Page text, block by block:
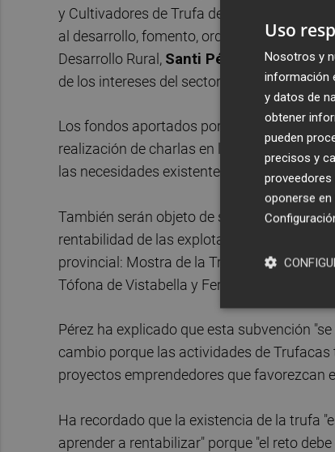
y Cultivadores de Trufa de la Provincia de
al desarrollo, fomento, ordenación y
Desarrollo Rural, Santi Pérez
, quien ha
de los intereses del sector en las comarcas
Los fondos aportados por la institución
realización de charlas en las seis
las necesidades existentes en el sector
También serán objeto de subvención la
rentabilidad de las explotaciones y la
provincial: Mostra de la Trufa Negra de
Tófona de Vistabella y Feria de la Trufa de El
Pérez ha explicado que esta subvención
cambio porque las actividades de
proyectos emprendedores que favorezcan
Ha recordado que la existencia de la trufa
aprender a rentabilizar" porque "el reto
Uso
Nosotros y
información
y datos de
obtener
pueden
precisos y
proveedores
oponerse en